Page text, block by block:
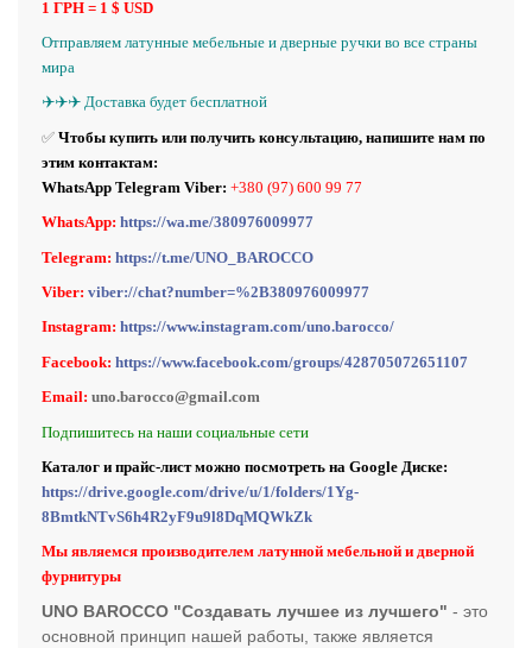
1 ГРН = 1 $ USD
Отправляем латунные мебельные и дверные ручки во все страны
мира
✈️✈️✈️ Доставка будет бесплатной
✅ Чтобы купить или получить консультацию, напишите нам по
этим контактам:
WhatsApp Telegram Viber: +380 (97) 600 99 77
WhatsApp: https://wa.me/380976009977
Telegram: https://t.me/UNO_BAROCCO
Viber: viber://chat?number=%2B380976009977
Instagram: https://www.instagram.com/uno.barocco/
Facebook: https://www.facebook.com/groups/428705072651107
Email: uno.barocco@gmail.com
Подпишитесь на наши социальные сети
Каталог и прайс-лист можно посмотреть на Google Диске:
https://drive.google.com/drive/u/1/folders/1Yg-
8BmtkNTvS6h4R2yF9u9l8DqMQWkZk
Мы являемся производителем латунной мебельной и дверной
фурнитуры
UNO BAROCCO "Создавать лучшее из лучшего" - это
основной принцип нашей работы, также является